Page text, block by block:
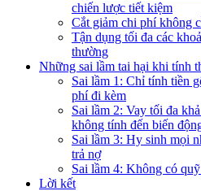
chiến lược tiết kiệm
Cắt giảm chi phí không
Tận dụng tối đa các
thường
Những sai lầm tai hại khi tính
Sai lầm 1: Chỉ tính tiền
phí đi kèm
Sai lầm 2: Vay tối đa
không tính đến biến
Sai lầm 3: Hy sinh mọi
trả nợ
Sai lầm 4: Không có
Lời kết